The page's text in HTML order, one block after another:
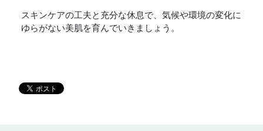
スキンケアの工夫と充分な休息で、気候や環境の変化に
ゆらがない美肌を育んでいきましょう。